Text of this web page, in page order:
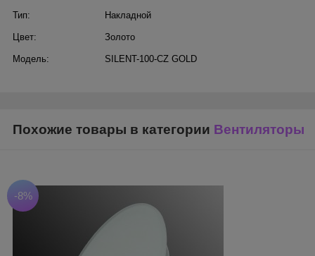
Тип: Накладной
Цвет: Золото
Модель: SILENT-100-CZ GOLD
Похожие товары в категории Вентиляторы
-8%